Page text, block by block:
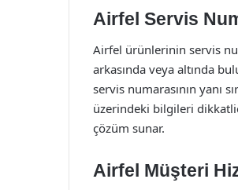
Airfel Servis
Airfel ürünlerinin servis
arkasında veya altında
servis numarasının yanı
üzerindeki bilgileri
çözüm sunar.
Airfel Müşteri